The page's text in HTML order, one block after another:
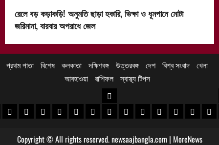
রেলে বড় কড়াকড়ি! অনুমতি ছাড়া হকারি, ভিক্ষা ও ধূমপানে মোটা
জরিমানা, বারবার অপরাধে জেল
প্রথম পাতা বিশেষ কলকাতা দক্ষিণবঙ্গ উত্তরবঙ্গ দেশ বিশ্ব সংবাদ খেলা
আবহাওয়া
রাশিফল স্বাস্থ্য টিপস
খবর
খবর
পুরুলিয়া খবর
বাঁকুড়া খবরপশ্চিম বর্ধমান খবর
পূর্ব বর্ধমান খবর
বীরভূম খবরমুর্শিদাবাদ খবর
উত্তরবঙ্গ
কোচবিহার নিউজ
আলিপুরদুয়ার খবর
জলপাইগুড়ি খবর
শিলিগুড়ি খবর
উত্তরদক্ষিণ
Copyright © All rights reserved. newsaajbangla.com | MoreNews